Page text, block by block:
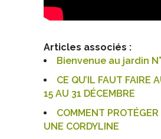
Articles associés :
Bienvenue au jardin
CE QU’IL FAUT FAIRE
15 AU 31 DÉCEMBRE
COMMENT PROTÉGER
UNE CORDYLINE